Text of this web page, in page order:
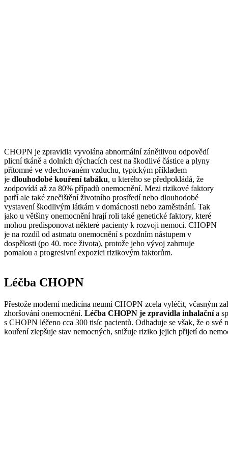
CHOPN je zpravidla vyvolána abnormální zánětlivou odpovědí
plicní tkáně a dolních dýchacích cest na škodlivé částice a plyny
přítomné ve vdechovaném vzduchu, typickým příkladem
je dlouhodobé kouření tabáku, u kterého se předpokládá, že
zodpovídá až za 80% případů onemocnění. Mezi rizikové faktory
patří ale také znečištění životního prostředí nebo dlouhodobé
vystavení škodlivým látkám v domácnosti nebo zaměstnání. Tak
jako u většiny onemocnění hrají roli také genetické faktory, které
mohou predisponovat některé pacienty k rozvoji nemoci. CHOPN
je na rozdíl od astmatu onemocnění s pozdním nástupem v
dospělosti (po 40. roce života), protože jeho vývoj zahrnuje
pomalou a progresivní expozici rizikovým faktorům.
Léčba CHOPN
Přestože moderní medicína neumí CHOPN zcela vyléčit, včasným
zhoršování onemocnění. Léčba CHOPN je zpravidla inhalačnía
s CHOPN léčeno cca 300 tisíc pacientů. Odhaduje se však, že o
kouření zlepšuje stav nemocných, snižuje riziko jejich přijetí do